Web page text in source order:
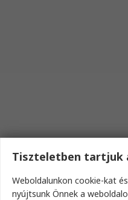
Tiszteletben tartjuk
Weboldalunkon cookie-kat
nyújtsunk Önnek a